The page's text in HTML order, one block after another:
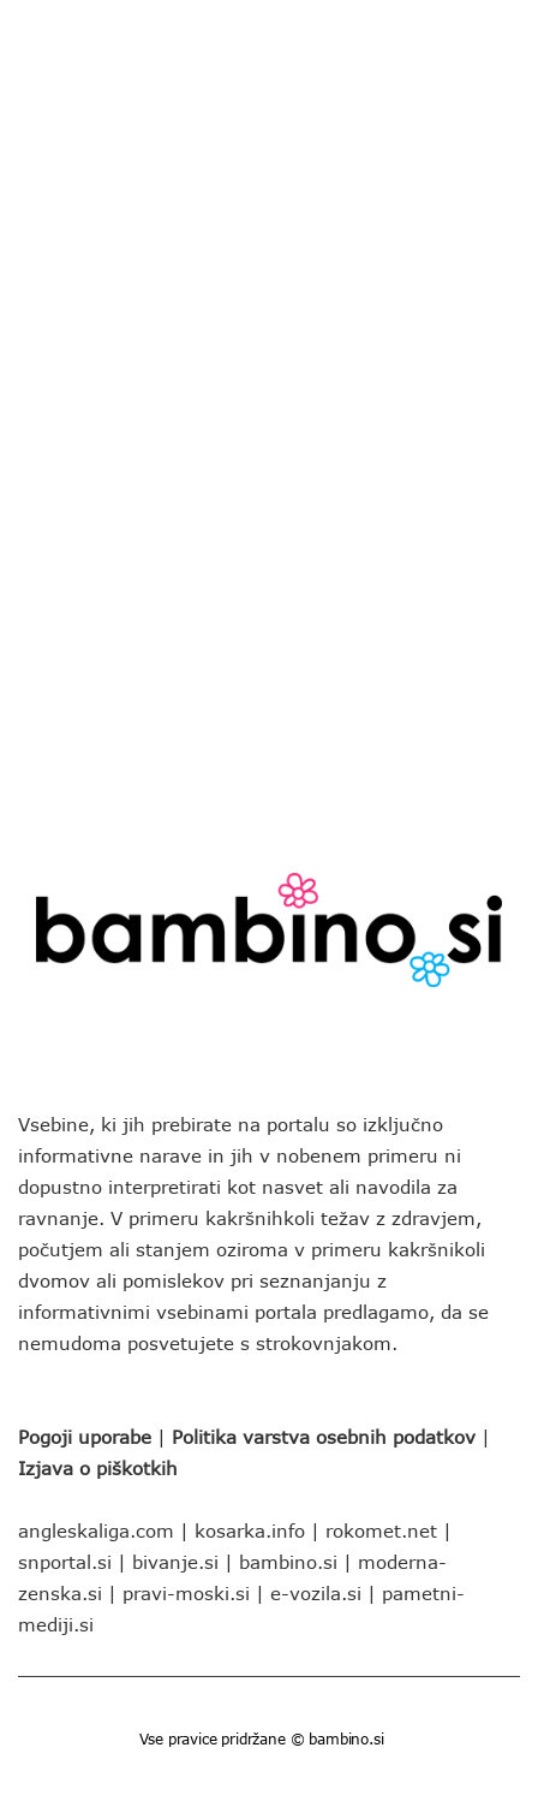
Vsebine, ki jih prebirate na portalu so izključno
informativne narave in jih v nobenem primeru ni
dopustno interpretirati kot nasvet ali navodila za
ravnanje. V primeru kakršnihkoli težav z zdravjem,
počutjem ali stanjem oziroma v primeru kakršnikoli
dvomov ali pomislekov pri seznanjanju z
informativnimi vsebinami portala predlagamo, da se
nemudoma posvetujete s strokovnjakom.
Pogoji uporabe | Politika varstva osebnih podatkov |
Izjava o piškotkih
angleskaliga.com | kosarka.info | rokomet.net |
snportal.si | bivanje.si | bambino.si | moderna-
zenska.si | pravi-moski.si | e-vozila.si | pametni-
mediji.si
Vse pravice pridržane © bambino.si